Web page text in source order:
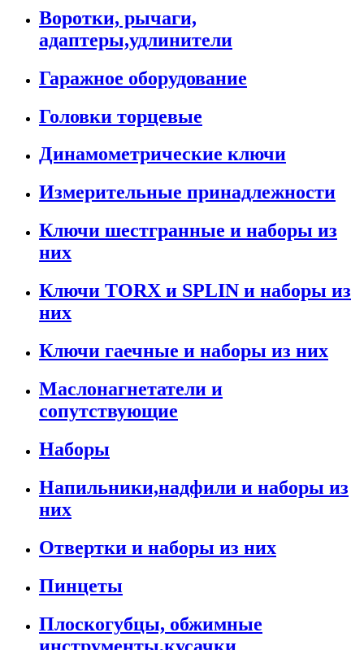
Воротки, рычаги,
адаптеры,удлинители
Гаражное оборудование
Головки торцевые
Динамометрические ключи
Измерительные принадлежности
Ключи шестгранные и наборы из
них
Ключи TORX и SPLIN и наборы из
них
Ключи гаечные и наборы из них
Маслонагнетатели и
сопутствующие
Наборы
Напильники,надфили и наборы из
них
Отвертки и наборы из них
Пинцеты
Плоскогубцы, обжимные
инструменты,кусачки